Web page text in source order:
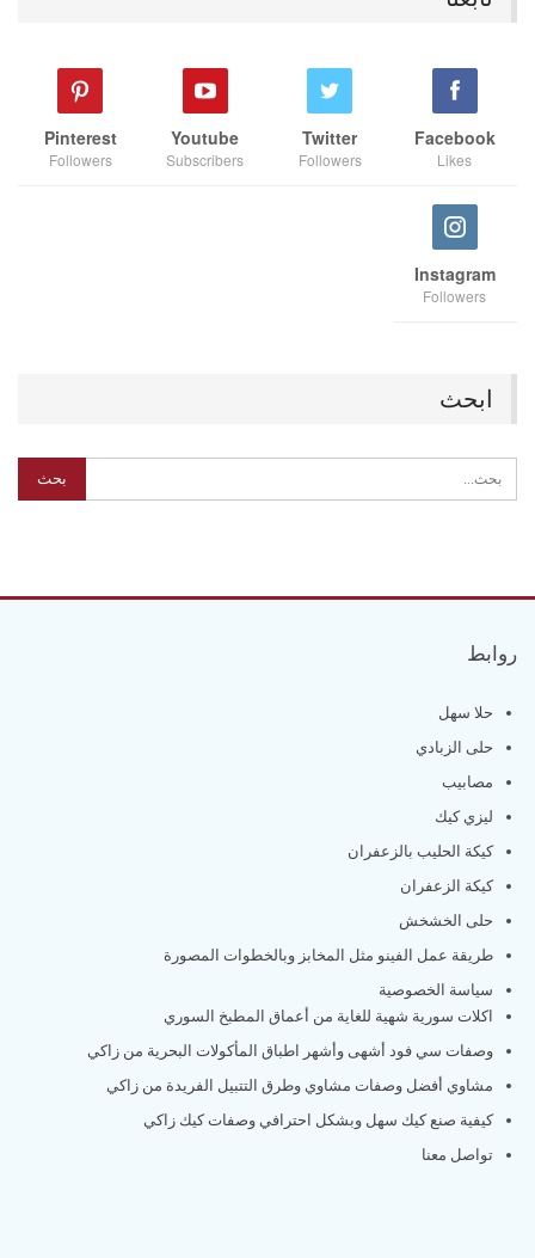
Facebook
Likes
Twitter
Followers
Youtube
Subscribers
Pinterest
Followers
Instagram
Followers
ابحث
روابط
حلا سهل
حلى الزبادي
مصابيب
ليزي كيك
كيكة الحليب بالزعفران
كيكة الزعفران
حلى الخشخش
طريقة عمل الفينو مثل المخابز وبالخطوات المصورة
سياسة الخصوصية
اكلات سورية شهية للغاية من أعماق المطبخ السوري
وصفات سي فود أشهى وأشهر اطباق المأكولات البحرية من زاكي
مشاوي أفضل وصفات مشاوي وطرق التتبيل الفريدة من زاكي
كيفية صنع كيك سهل وبشكل احترافي وصفات كيك زاكي
تواصل معنا